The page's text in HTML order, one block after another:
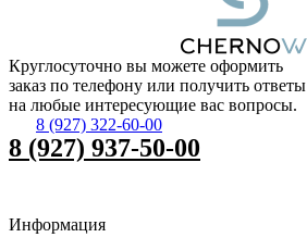
Круглосуточно вы можете оформить
заказ по телефону или получить ответы
на любые интересующие вас вопросы.
8 (927) 322-60-00
8 (927) 937-50-00
Информация